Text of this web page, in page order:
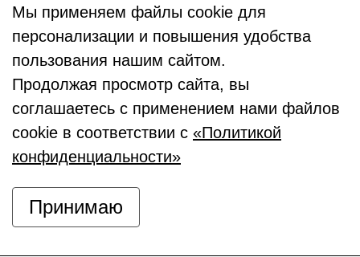
Мы применяем файлы cookie для
персонализации и повышения удобства
пользования нашим сайтом.
Продолжая просмотр сайта, вы
соглашаетесь с применением нами файлов
cookie в соответствии с «Политикой
конфиденциальности»
Принимаю